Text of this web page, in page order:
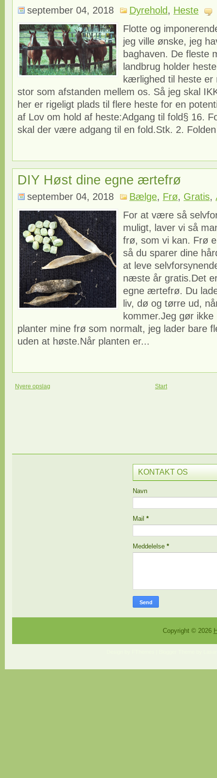
september 04, 2018 Dyrehold, Heste
Flotte og
jeg ville ønske, jeg
baghaven. De fleste
landbrug holder
kærlighed til heste er
stor som afstanden mellem os. Så jeg skal
her er rigeligt plads til flere heste for en
af Lov om hold af heste:Adgang til fold§ 16.
skal der være adgang til en fold.Stk. 2.
DIY Høst dine egne ærtefrø
september 04, 2018 Bælge, Frø, Gratis,
For at være så
muligt, laver vi så
frø, som vi kan. Frø
så du sparer dine
at leve
næste år gratis.Det
egne ærtefrø. Du
liv, dø og tørre ud,
kommer.Jeg gør
planter mine frø som normalt, jeg lader bare
uden at høste.Når planten er...
Nyere opslag Start
KONTAKT OS
Navn
Mail *
Meddelelse *
Copyright © 2026